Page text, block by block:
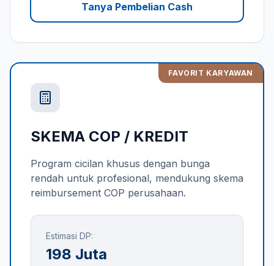
Tanya Pembelian Cash
FAVORIT KARYAWAN
SKEMA COP / KREDIT
Program cicilan khusus dengan bunga
rendah untuk profesional, mendukung skema
reimbursement COP perusahaan.
Estimasi DP:
198 Juta